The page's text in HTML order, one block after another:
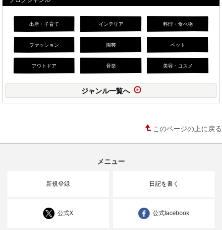
出産・子育て インテリア 料理・食べ物
ファッション 園芸 ペット
アウトドア 音楽 美容・コスメ
ジャンル一覧へ
このページの上に戻る
メニュー
新規登録 日記を書く
公式X 公式facebook